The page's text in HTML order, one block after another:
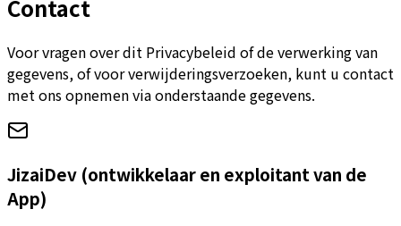
Contact
Voor vragen over dit Privacybeleid of de verwerking van
gegevens, of voor verwijderingsverzoeken, kunt u contact
met ons opnemen via onderstaande gegevens.
JizaiDev (ontwikkelaar en exploitant van de
App)